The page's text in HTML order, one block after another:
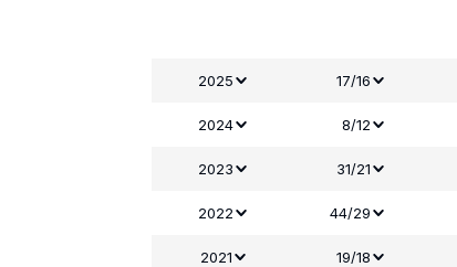
2025 17/16
2024 8/12
2023 31/21
2022 44/29
2021 19/18